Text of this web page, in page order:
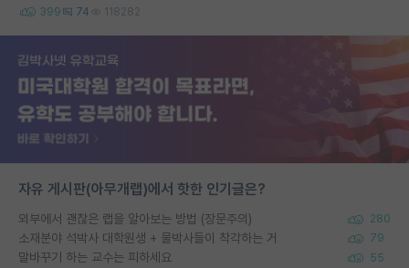
399 74 118282
자유 게시판(아무개랩)에서 핫한 인기글은?
외부에서 괜찮은 랩을 알아보는 방법 (장문주의) 280
소재분야 석박사 대학원생 + 물박사들이 착각하는 거 79
말바꾸기 하는 교수는 피하세요 55